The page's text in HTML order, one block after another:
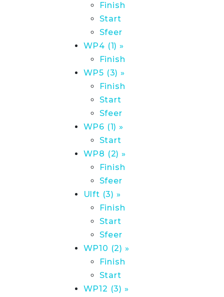
Finish
Start
Sfeer
WP4 (1) »
Finish
WP5 (3) »
Finish
Start
Sfeer
WP6 (1) »
Start
WP8 (2) »
Finish
Sfeer
Ulft (3) »
Finish
Start
Sfeer
WP10 (2) »
Finish
Start
WP12 (3) »